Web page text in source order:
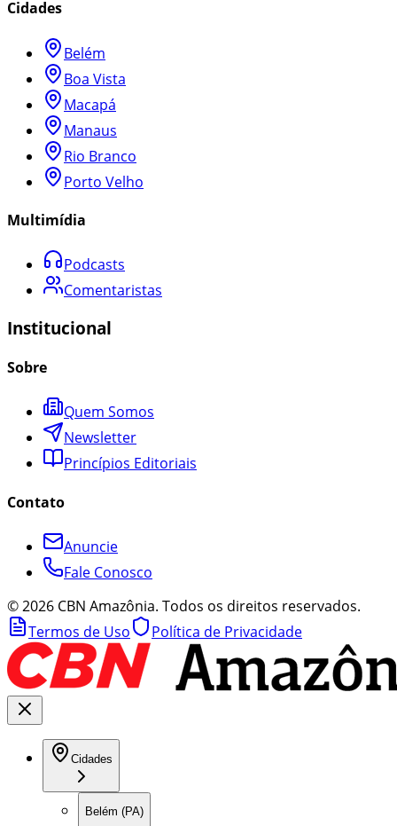
Cidades
Belém
Boa Vista
Macapá
Manaus
Rio Branco
Porto Velho
Multimídia
Podcasts
Comentaristas
Institucional
Sobre
Quem Somos
Newsletter
Princípios Editoriais
Contato
Anuncie
Fale Conosco
©2026 CBN Amazônia. Todos os direitos reservados.
Termos de Uso
Política de Privacidade
Cidades
Belém (PA)